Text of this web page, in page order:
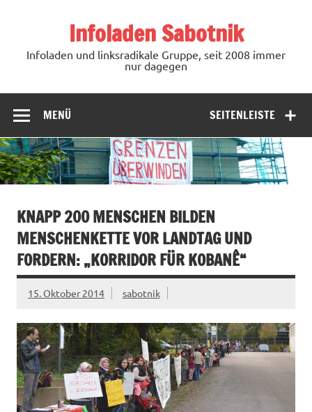
Infoladen Sabotnik
Infoladen und linksradikale Gruppe, seit 2008 immer
nur dagegen
SEITENLEISTE
MENÜ
KNAPP 200 MENSCHEN BILDEN
MENSCHENKETTE VOR LANDTAG UND
FORDERN: „KORRIDOR FÜR KOBANÊ“
15. Oktober 2014 sabotnik